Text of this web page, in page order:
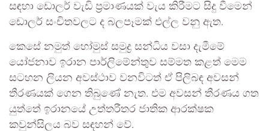
සඳහා ඩොලර් වැඩි ප්‍රමාණයක් වැය කිරීමට සිදු වීමෙන්
ඩොලර් සංචිතවලට ද බලපෑමක් එල්ල වනු ඇත.
කෙසේ නමුත් හෝමුස් සමුද්‍ර සන්ධිය වසා දැමීමේ
යෝජනාව ඉරාන පාර්ලිමේන්තුව සම්මත කළත් මෙම
සටහන ලියන අවස්ථාව වනවිටත් ඒ පිලිබඳ අවසන්
තීරණයක් ගෙන තිබුණේ නැත. එම අවසන් තීරණය ගත
යුත්තේ ඉරානයේ උත්තරීතර ජාතික ආරක්ෂක
කවුන්සිලය බව සඳහන් වේ.